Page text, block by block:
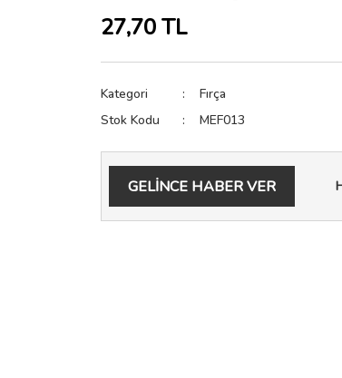
27,70 TL
Kategori
Fırça
Stok Kodu
MEF013
GELİNCE HABER VER